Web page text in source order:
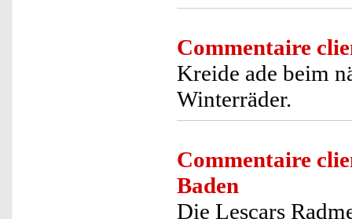
Commentaire
Kreide ade beim
Winterräder.
Commentaire
Baden
Die Lescars